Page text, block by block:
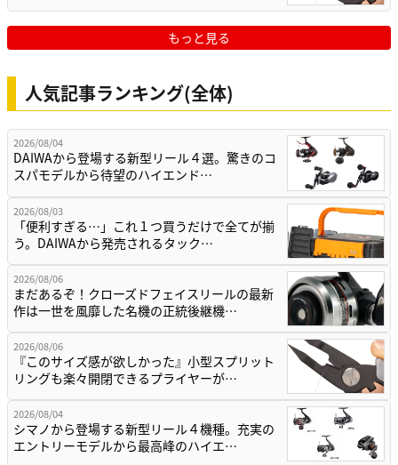
もっと見る
人気記事ランキング(全体)
2026/08/04
DAIWAから登場する新型リール４選。驚きのコ
スパモデルから待望のハイエンド…
2026/08/03
「便利すぎる…」これ１つ買うだけで全てが揃
う。DAIWAから発売されるタック…
2026/08/06
まだあるぞ！クローズドフェイスリールの最新
作は一世を風靡した名機の正統後継機…
2026/08/06
『このサイズ感が欲しかった』小型スプリット
リングも楽々開閉できるプライヤーが…
2026/08/04
シマノから登場する新型リール４機種。充実の
エントリーモデルから最高峰のハイエ…